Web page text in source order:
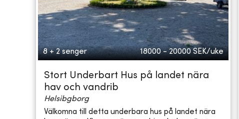
8 + 2 senger 18000 - 20000 SEK/uke
Stort Underbart Hus på landet nära
hav och vandrib
Helsibgborg
Välkomna till detta underbara hus på landet nära